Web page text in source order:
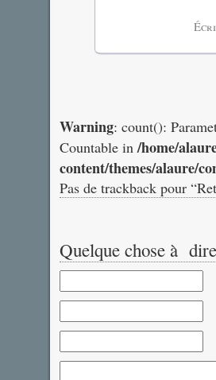
Warning: count():
Countable in/home/
content/themes/alaure/
Pas de trackback pour
Quelque chose à